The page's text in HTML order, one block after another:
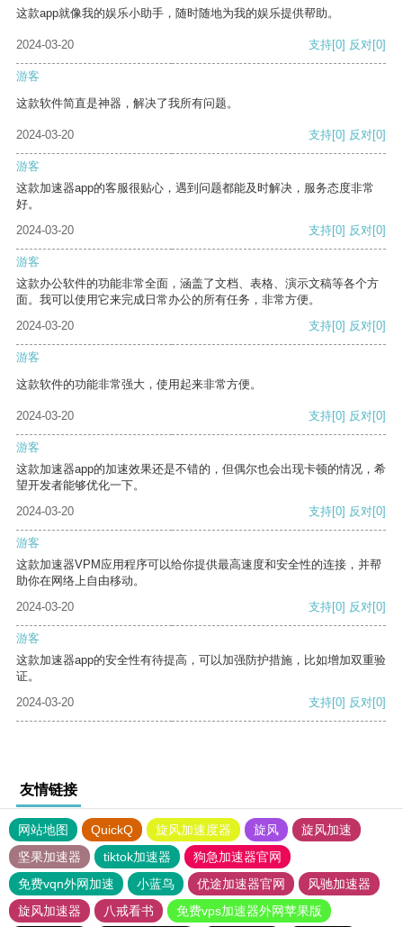
这款app就像我的娱乐小助手，随时随地为我的娱乐提供帮助。
2024-03-20 支持[0] 反对[0]
游客
这款软件简直是神器，解决了我所有问题。
2024-03-20 支持[0] 反对[0]
游客
这款加速器app的客服很贴心，遇到问题都能及时解决，服务态度非常
好。
2024-03-20
支持[0] 反对[0]
游客
这款办公软件的功能非常全面，涵盖了文档、表格、演示文稿等各个方
面。我可以使用它来完成日常办公的所有任务，非常方便。
2024-03-20
支持[0] 反对[0]
游客
这款软件的功能非常强大，使用起来非常方便。
2024-03-20 支持[0] 反对[0]
游客
这款加速器app的加速效果还是不错的，但偶尔也会出现卡顿的情况，希
望开发者能够优化一下。
2024-03-20
支持[0] 反对[0]
游客
这款加速器VPM应用程序可以给你提供最高速度和安全性的连接，并帮
助你在网络上自由移动。
2024-03-20
支持[0] 反对[0]
游客
这款加速器app的安全性有待提高，可以加强防护措施，比如增加双重验
证。
2024-03-20
支持[0] 反对[0]
友情链接
网站地图 QuickQ 旋风加速度器 旋风
旋风加速
坚果加速器
tiktok加速器
狗急加速器官网
免费vqn外网加速
小蓝鸟 优途加速器官网
风驰加速器
旋风加速器
八戒看书 免费vps加速器外网苹果版